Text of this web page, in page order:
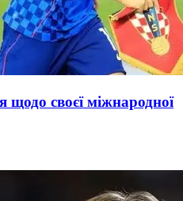
своєї міжнародної